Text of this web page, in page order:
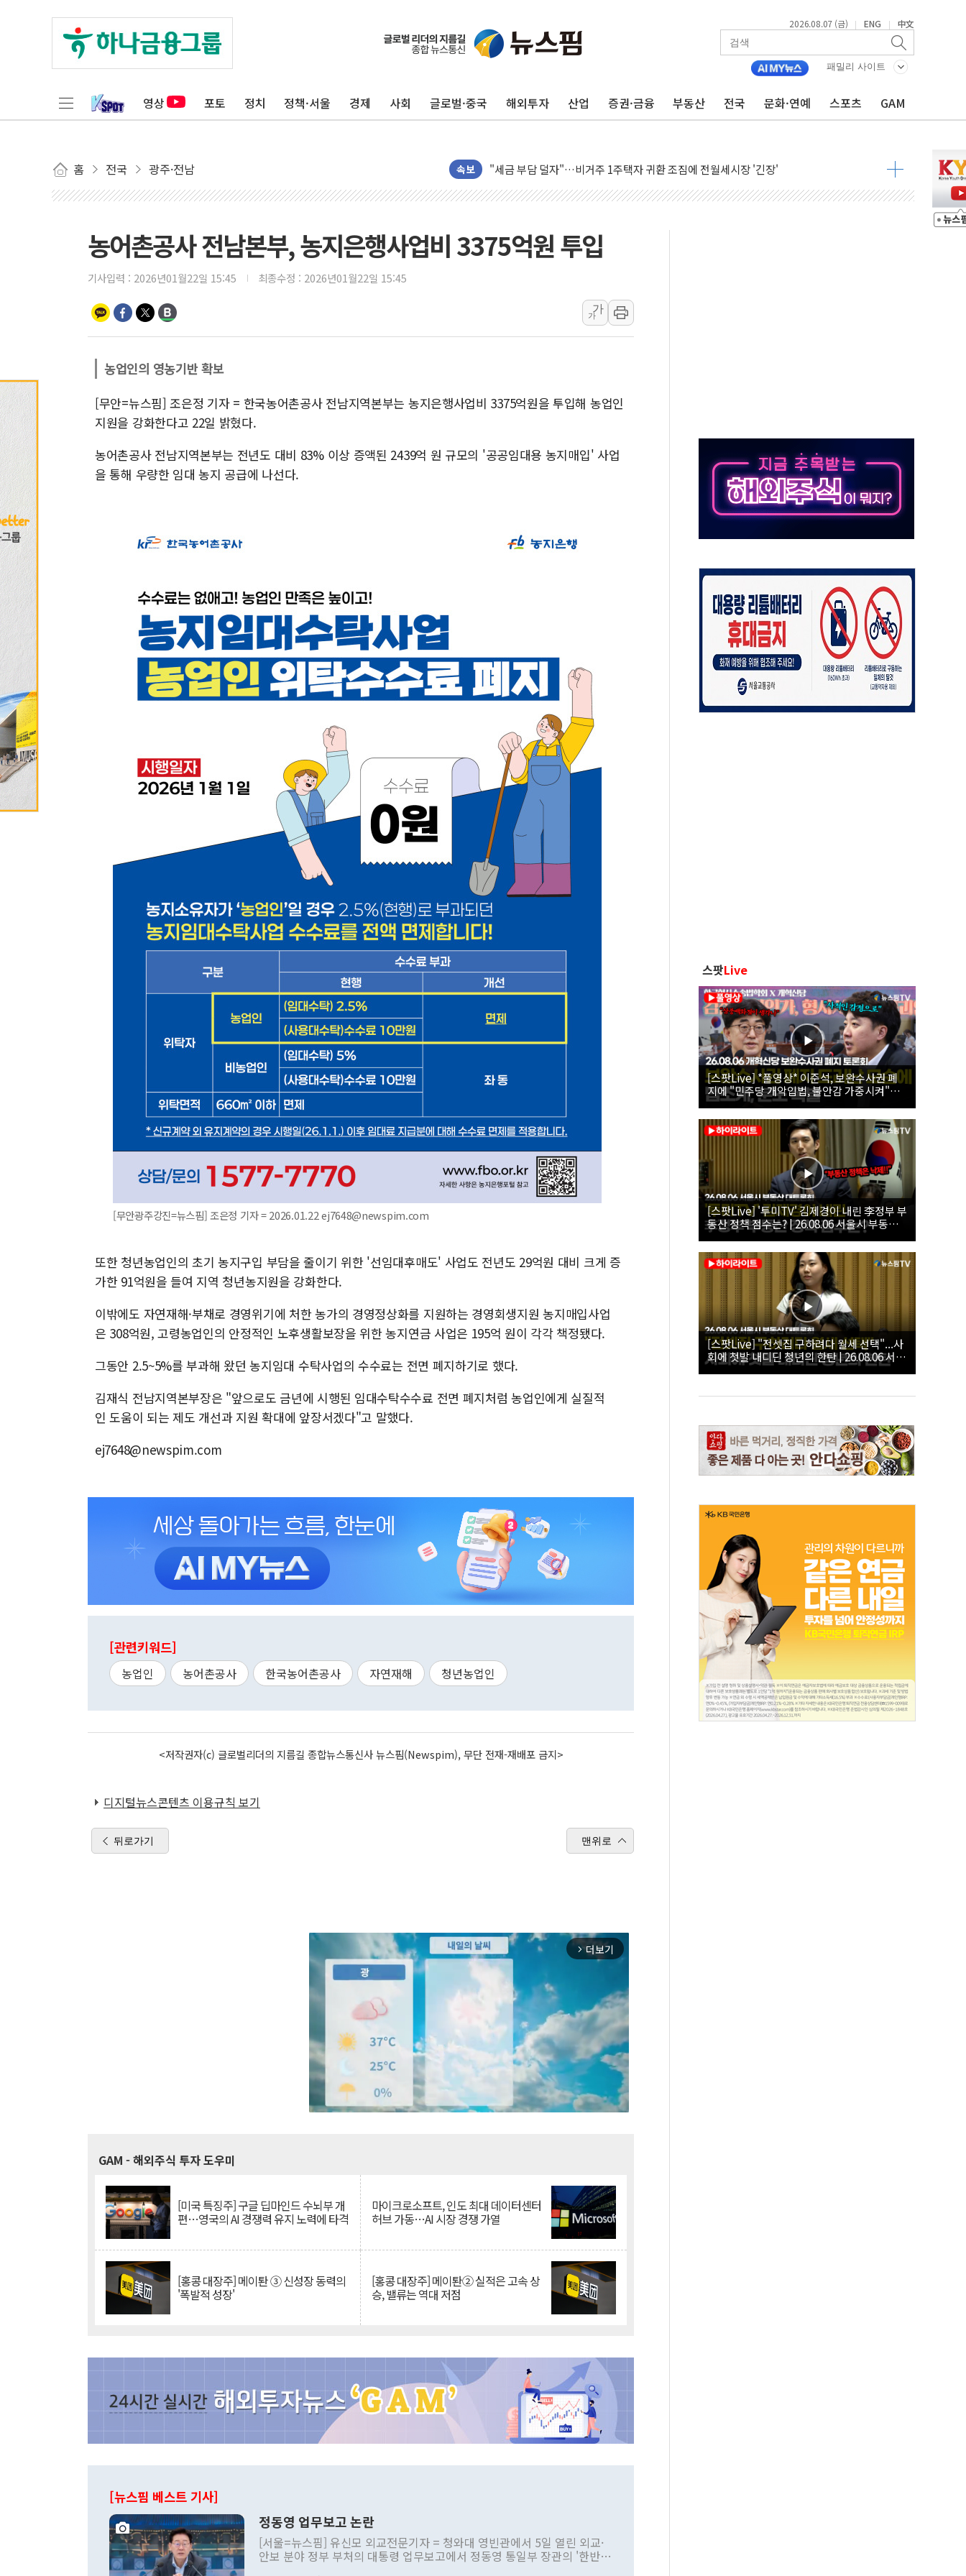
2026.08.07 (금) | ENG | 中文
패밀리 사이트
영상 포토 정치 정책·서울 경제 사회 글로벌·중국 해외투자 산업 증권·금융 부동산 전국 문화·연예 스포츠 GAM
홈 전국 광주·전남 속보
트럼프, '원정출산 시민권 차단' 행정명령 서명…출생시민권 제한 재시동
"세금 부담 덜자"…비거주 1주택자 귀환 조짐에 전월세시장 '긴장'
세금 부담 커진 고가 1주택자…맞교환·재매수·다운사이징 '저울질'
[금/유가] 이란의 호르무즈 해협 통항 제한 검토에 유가 3% 급등…금값 보합
뉴욕증시, 유가·금리 부담에 하락…다우 5거래일 랠리 '마침표'
[민주 당권주자 일정] 송영길·정청래·김민석 후보 - 8월 7일
李대통령, 오늘 부동산 정책 점검 2차 회의…주택 공급 대책 막바지 조율할 듯
[오늘의 정치일정] 8월 7일(금)
유럽증시, 견조한 실적 소화하며 대부분 상승… "2분기 기업 순이익 21% 증가" 전망
구광모, 내주 실리콘밸리서 젠슨 황 재회…로봇·AI 데이터센터·모빌리티 구체화
뉴욕증시 개장 전 특징주...모더나·아이온큐·도어대시↑ VS 샌디스크·피그마·앱러빈↓
김정관 장관 "영업이익 N% 성과급 반대…상법·자본시장법 개정 논의"
뉴욕증시 프리뷰, 미 주가선물 AI주 차익실현 속 혼조세...웨스턴디지털·샌디스크↓
청와대, 북한 단거리 탄도미사일 발사에 긴급 안보 점검회의
농어촌공사 전남본부, 농지은행사업비 3375억원 투입
기사입력 : 2026년01월22일 15:45 최종수정 : 2026년01월22일 15:45
가
가
농업인의 영농기반 확보
[무안=뉴스핌] 조은정 기자 = 한국농어촌공사 전남지역본부는 농지은행사업비 3375억원을 투입해 농업인
지원을 강화한다고 22일 밝혔다.
농어촌공사 전남지역본부는 전년도 대비 83% 이상 증액된 2439억 원 규모의 '공공임대용 농지매입' 사업
을 통해 우량한 임대 농지 공급에 나선다.
[무안광주강진=뉴스핌] 조은정 기자 = 2026.01.22 ej7648@newspim.com
또한 청년농업인의 초기 농지구입 부담을 줄이기 위한 '선임대후매도' 사업도 전년도 29억원 대비 크게 증
가한 91억원을 들여 지역 청년농지원을 강화한다.
이밖에도 자연재해·부채로 경영위기에 처한 농가의 경영정상화를 지원하는 경영회생지원 농지매입사업
은 308억원, 고령농업인의 안정적인 노후생활보장을 위한 농지연금 사업은 195억 원이 각각 책정됐다.
그동안 2.5~5%를 부과해 왔던 농지임대 수탁사업의 수수료는 전면 폐지하기로 했다.
김재식 전남지역본부장은 "앞으로도 금년에 시행된 임대수탁수수료 전면 폐지처럼 농업인에게 실질적
인 도움이 되는 제도 개선과 지원 확대에 앞장서겠다"고 말했다.
ej7648@newspim.com
[관련키워드]
농업인 농어촌공사 한국농어촌공사 자연재해 청년농업인
<저작권자(c) 글로벌리더의 지름길 종합뉴스통신사 뉴스핌(Newspim), 무단 전재-재배포 금지>
디지털뉴스콘텐츠 이용규칙 보기
뒤로가기 맨위로
arrow_forward_ios 더보기
GAM - 해외주식 투자 도우미
[미국 특징주] 구글 딥마인드 수뇌부 개
편…영국의 AI 경쟁력 유지 노력에 타격
마이크로소프트, 인도 최대 데이터센터
허브 가동…AI 시장 경쟁 가열
[홍콩 대장주] 메이퇀 ③ 신성장 동력의
'폭발적 성장'
[홍콩 대장주] 메이퇀② 실적은 고속 상
승, 밸류는 역대 저점
[뉴스핌 베스트 기사]
정동영 업무보고 논란
[서울=뉴스핌] 유신모 외교전문기자 = 청와대 영빈관에서 5일 열린 외교·
안보 분야 정부 부처의 대통령 업무보고에서 정동영 통일부 장관의 '한반도
스팟Live
[스팟Live] *풀영상* 이준석, 보완수사권 폐
지에 "민주당 개악입법, 불안감 가중시켜"｜
26.08.06 개혁신당 보완수사권 폐지 토론회
[스팟Live] '투미TV' 김제경이 내린 李정부 부
동산 정책 점수는? | 26.08.06 서울시 부동산
대토론회
[스팟Live] "전셋집 구하려다 월세 선택"...사
회에 첫발 내디딘 청년의 한탄 | 26.08.06 서울
시 부동산 대토론회